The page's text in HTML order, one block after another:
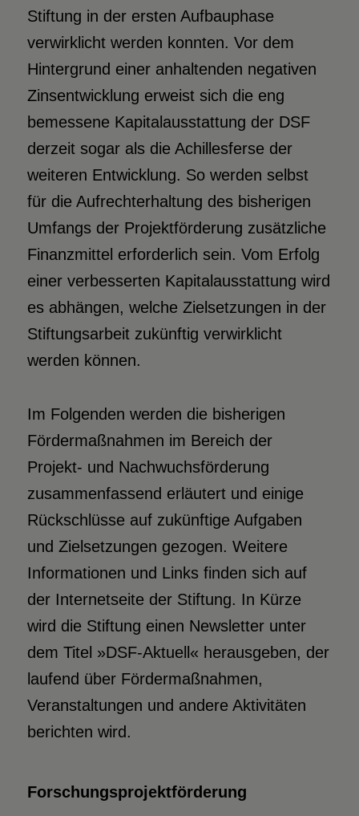
Stiftung in der ersten Aufbauphase
verwirklicht werden konnten. Vor dem
Hintergrund einer anhaltenden negativen
Zinsentwicklung erweist sich die eng
bemessene Kapitalausstattung der DSF
derzeit sogar als die Achillesferse der
weiteren Entwicklung. So werden selbst
für die Aufrechterhaltung des bisherigen
Umfangs der Projektförderung zusätzliche
Finanzmittel erforderlich sein. Vom Erfolg
einer verbesserten Kapitalausstattung wird
es abhängen, welche Zielsetzungen in der
Stiftungsarbeit zukünftig verwirklicht
werden können.
Im Folgenden werden die bisherigen
Fördermaßnahmen im Bereich der
Projekt- und Nachwuchsförderung
zusammenfassend erläutert und einige
Rückschlüsse auf zukünftige Aufgaben
und Zielsetzungen gezogen. Weitere
Informationen und Links finden sich auf
der Internetseite der Stiftung. In Kürze
wird die Stiftung einen Newsletter unter
dem Titel »DSF-Aktuell« herausgeben, der
laufend über Fördermaßnahmen,
Veranstaltungen und andere Aktivitäten
berichten wird.
Forschungsprojektförderung